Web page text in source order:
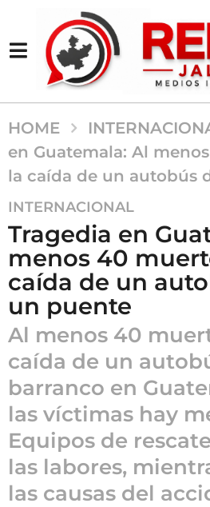
HOME
en Guatemala: Al
la caída de un autobús
1
a
ñ
o
a
g
o
1
a
ñ
o
a
g
o
INTERNACIONAL
Tragedia en
menos 40
caída de un
un puente
Al menos 40
caída de un
barranco en
las víctimas hay
Equipos de
las labores,
las causas del